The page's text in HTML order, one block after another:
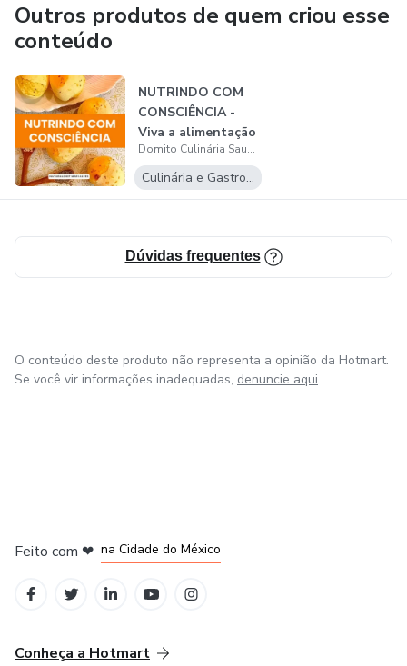
Outros produtos de quem criou esse
conteúdo
NUTRINDO COM
CONSCIÊNCIA -
Viva a alimentação
saudável com m...Domito Culinária Saudável
Culinária e Gastronomia
Dúvidas frequentes
O conteúdo deste produto não representa a opinião da Hotmart.
Se você vir informações inadequadas, denuncie aqui
Feito com ❤ na Cidade do México
Conheça a Hotmart